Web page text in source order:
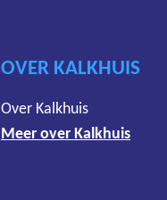
OVER KALKHUIS
Over Kalkhuis
Meer over Kalkhuis